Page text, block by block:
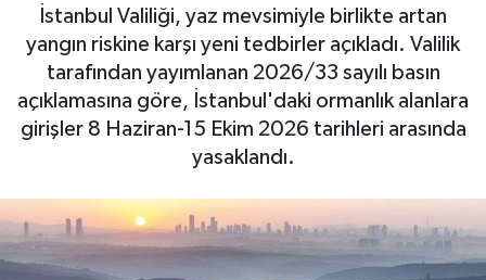
İstanbul Valiliği, yaz mevsimiyle birlikte artan
yangın riskine karşı yeni tedbirler açıkladı. Valilik
tarafından yayımlanan 2026/33 sayılı basın
açıklamasına göre, İstanbul'daki ormanlık alanlara
girişler 8 Haziran-15 Ekim 2026 tarihleri arasında
yasaklandı.
Otovitrin
Asayiş
Gayrimenkul
Spor
Haber Arşivi